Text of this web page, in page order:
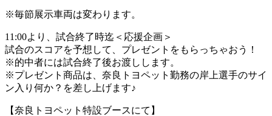
※毎節展示車両は変わります。
11:00より、試合終了時迄＜応援企画＞
試合のスコアを予想して、プレゼントをもらっちゃおう！
※的中者には試合終了後お渡しします。
※プレゼント商品は、奈良トヨペット勤務の岸上選手のサイ
ン入り何か？を差し上げます♪
【奈良トヨペット特設ブースにて】